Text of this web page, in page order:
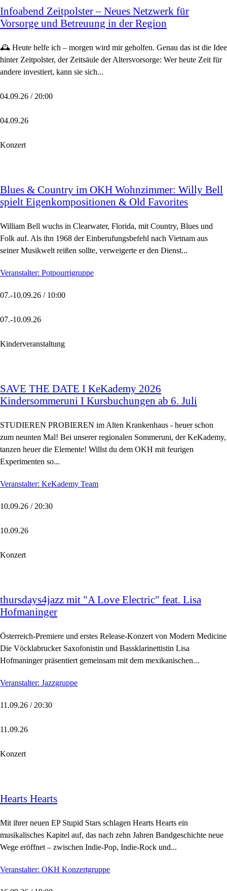
Infoabend Zeitpolster – Neues Netzwerk für
Vorsorge und Betreuung in der Region
🕰️ Heute helfe ich – morgen wird mir geholfen. Genau das ist die Idee
hinter Zeitpolster, der Zeitsäule der Altersvorsorge: Wer heute Zeit für
andere investiert, kann sie sich...
04.09.26 / 20:00
04.09.26
Konzert
Blues & Country im OKH Wohnzimmer: Willy Bell
spielt Eigenkompositionen & Old Favorites
William Bell wuchs in Clearwater, Florida, mit Country, Blues und
Folk auf. Als ihn 1968 der Einberufungsbefehl nach Vietnam aus
seiner Musikwelt reißen sollte, verweigerte er den Dienst...
Veranstalter: Potpourrigruppe
07.-10.09.26 / 10:00
07.-10.09.26
Kinderveranstaltung
SAVE THE DATE I KeKademy 2026
Kindersommeruni I Kursbuchungen ab 6. Juli
STUDIEREN PROBIEREN im Alten Krankenhaus - heuer schon
zum neunten Mal! Bei unserer regionalen Sommeruni, der KeKademy,
tanzen heuer die Elemente! Willst du dem OKH mit feurigen
Experimenten so...
Veranstalter: KeKademy Team
10.09.26 / 20:30
10.09.26
Konzert
thursdays4jazz mit "A Love Electric" feat. Lisa
Hofmaninger
Österreich-Premiere und erstes Release-Konzert von Modern Medicine
Die Vöcklabrucker Saxofonistin und Bassklarinettistin Lisa
Hofmaninger präsentiert gemeinsam mit dem mexikanischen...
Veranstalter: Jazzgruppe
11.09.26 / 20:30
11.09.26
Konzert
Hearts Hearts
Mit ihrer neuen EP Stupid Stars schlagen Hearts Hearts ein
musikalisches Kapitel auf, das nach zehn Jahren Bandgeschichte neue
Wege eröffnet – zwischen Indie-Pop, Indie-Rock und...
Veranstalter: OKH Konzertgruppe